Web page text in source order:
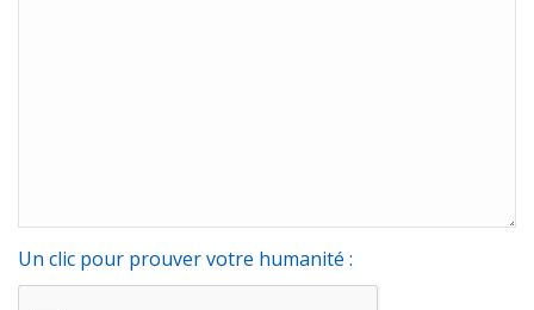
Un clic pour prouver votre humanité :